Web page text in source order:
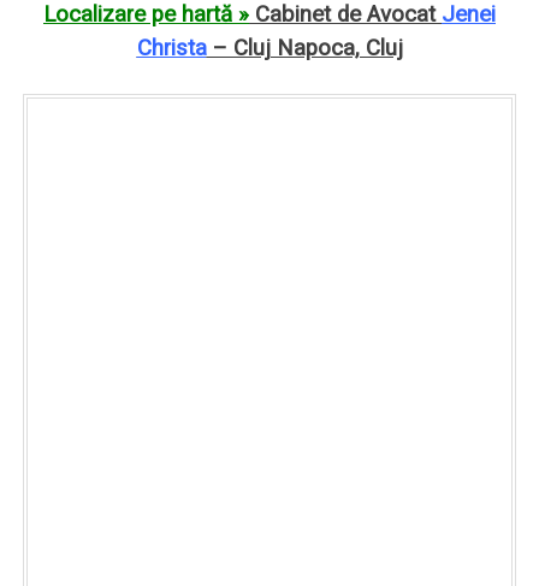
Localizare pe hartă » Cabinet de Avocat Jenei
Christa– Cluj Napoca, Cluj